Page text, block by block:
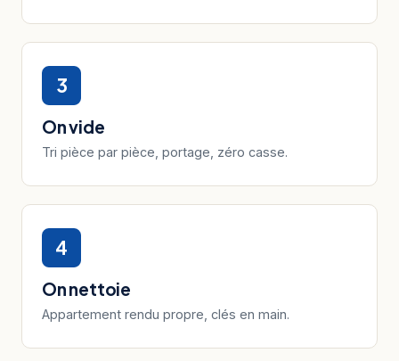
3
On vide
Tri pièce par pièce, portage, zéro casse.
4
On nettoie
Appartement rendu propre, clés en main.